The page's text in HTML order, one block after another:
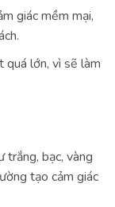
giác mềm mại,
quá lớn, vì sẽ làm
trắng, bạc, vàng
tạo cảm giác